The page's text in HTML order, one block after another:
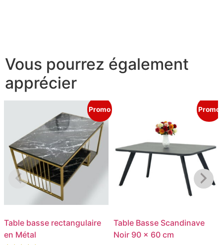
Vous pourrez également
apprécier
Promo
Table basse rectangulaire
en Métal
Promo
Table Basse Scandinave
Noir 90 x 60 cm